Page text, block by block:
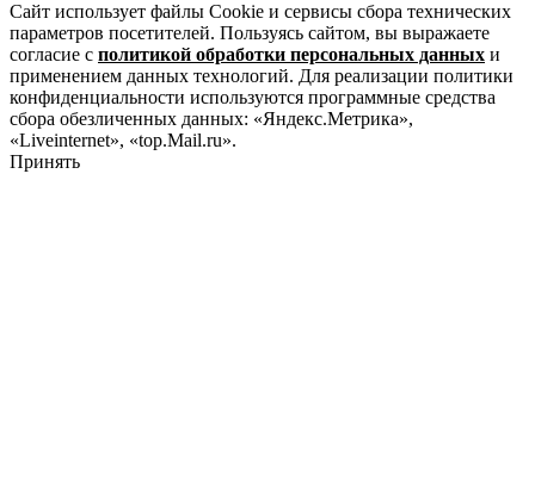
Сайт использует файлы Cookie и сервисы сбора технических
параметров посетителей. Пользуясь сайтом, вы выражаете
согласие с политикой обработки персональных данных и
применением данных технологий. Для реализации политики
конфиденциальности используются программные средства
сбора обезличенных данных: «Яндекс.Метрика»,
«Liveinternet», «top.Mail.ru».
Принять